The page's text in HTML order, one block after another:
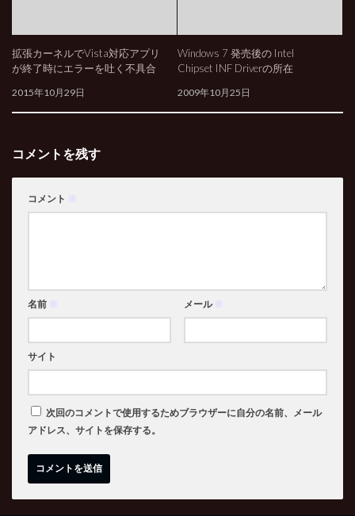
拡張カーネルでVista対応アプリ
が終了時にエラーを吐く不具合
2015年10月29日
Windows 7 発売後の Intel
Chipset INF Driverの所在
2009年10月25日
コメントを残す
コメント ※
名前 ※ メール ※
サイト
次回のコメントで使用するためブラウザーに自分の名前、メール
アドレス、サイトを保存する。